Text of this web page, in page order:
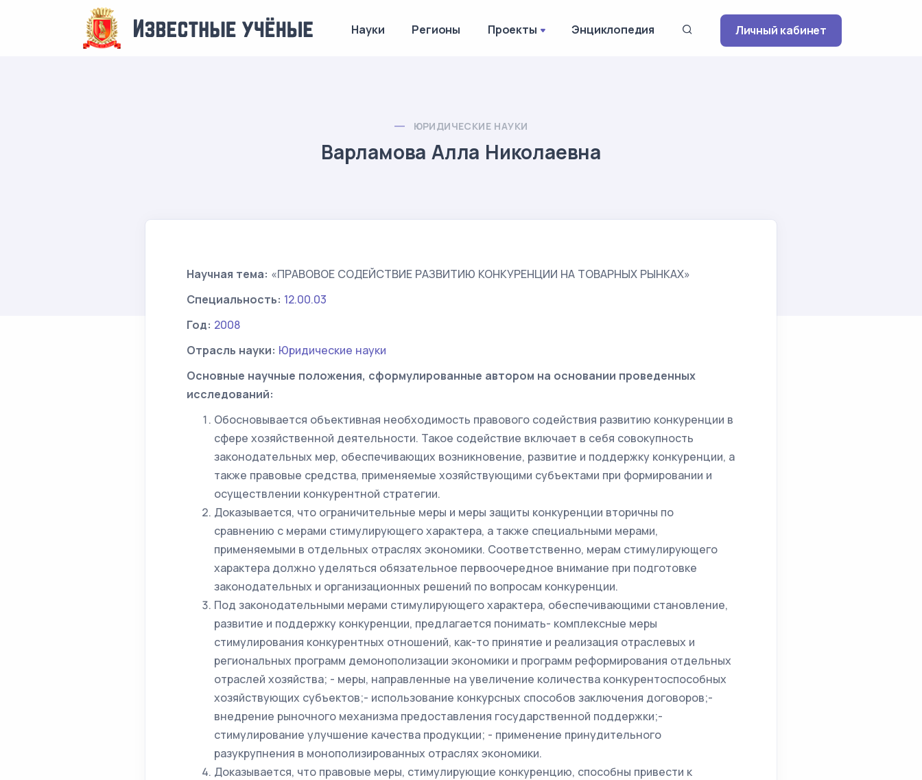
Науки Регионы Проекты Энциклопедия Личный кабинет
ЮРИДИЧЕСКИЕ НАУКИ
Варламова Алла Николаевна
Научная тема: «ПРАВОВОЕ СОДЕЙСТВИЕ РАЗВИТИЮ КОНКУРЕНЦИИ НА ТОВАРНЫХ РЫНКАХ»
Специальность: 12.00.03
Год: 2008
Отрасль науки: Юридические науки
Основные научные положения, сформулированные автором на основании проведенных
исследований:
Обосновывается объективная необходимость правового содействия развитию конкуренции в
сфере хозяйственной деятельности. Такое содействие включает в себя совокупность
законодательных мер, обеспечивающих возникновение, развитие и поддержку конкуренции, а
также правовые средства, применяемые хозяйствующими субъектами при формировании и
осуществлении конкурентной стратегии.
Доказывается, что ограничительные меры и меры защиты конкуренции вторичны по
сравнению с мерами стимулирующего характера, а также специальными мерами,
применяемыми в отдельных отраслях экономики. Соответственно, мерам стимулирующего
характера должно уделяться обязательное первоочередное внимание при подготовке
законодательных и организационных решений по вопросам конкуренции.
Под законодательными мерами стимулирующего характера, обеспечивающими становление,
развитие и поддержку конкуренции, предлагается понимать- комплексные меры
стимулирования конкурентных отношений, как-то принятие и реализация отраслевых и
региональных программ демонополизации экономики и программ реформирования отдельных
отраслей хозяйства; - меры, направленные на увеличение количества конкурентоспособных
хозяйствующих субъектов;- использование конкурсных способов заключения договоров;-
внедрение рыночного механизма предоставления государственной поддержки;-
стимулирование улучшение качества продукции; - применение принудительного
разукрупнения в монополизированных отраслях экономики.
Доказывается, что правовые меры, стимулирующие конкуренцию, способны привести к